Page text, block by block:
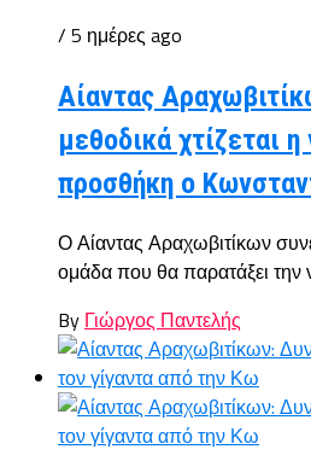
/ 5 ημέρες ago
Αίαντας
μεθοδικά χτίζεται
προσθήκη ο
Ο Αίαντας Αραχωβιτίκων
ομάδα που θα παρατάξει την
By Γιώργος Παντελής